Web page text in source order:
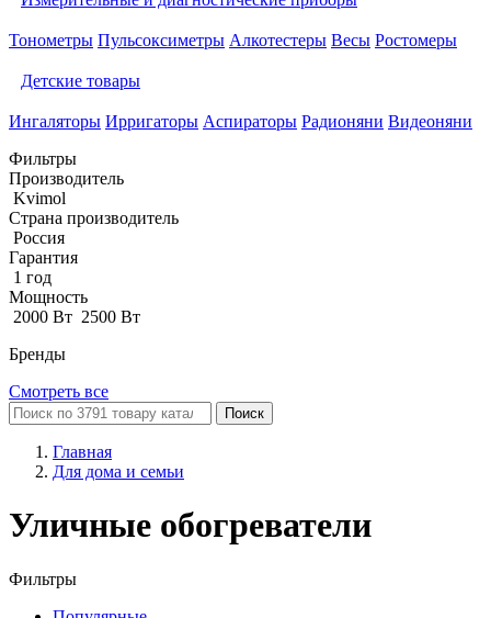
Тонометры Пульсоксиметры Алкотестеры Весы Ростомеры
Детские товары
Ингаляторы Ирригаторы Аспираторы Радионяни Видеоняни
Фильтры
Производитель
Kvimol
Страна производитель
Россия
Гарантия
1 год
Мощность
2000 Вт 2500 Вт
Бренды
Смотреть все
Поиск
Главная
Для дома и семьи
Уличные обогреватели
Фильтры